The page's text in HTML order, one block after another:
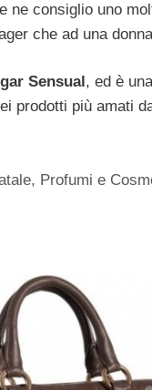
ne consiglio uno
che ad una
Sensual , ed è
prodotti più amati
, Profumi e